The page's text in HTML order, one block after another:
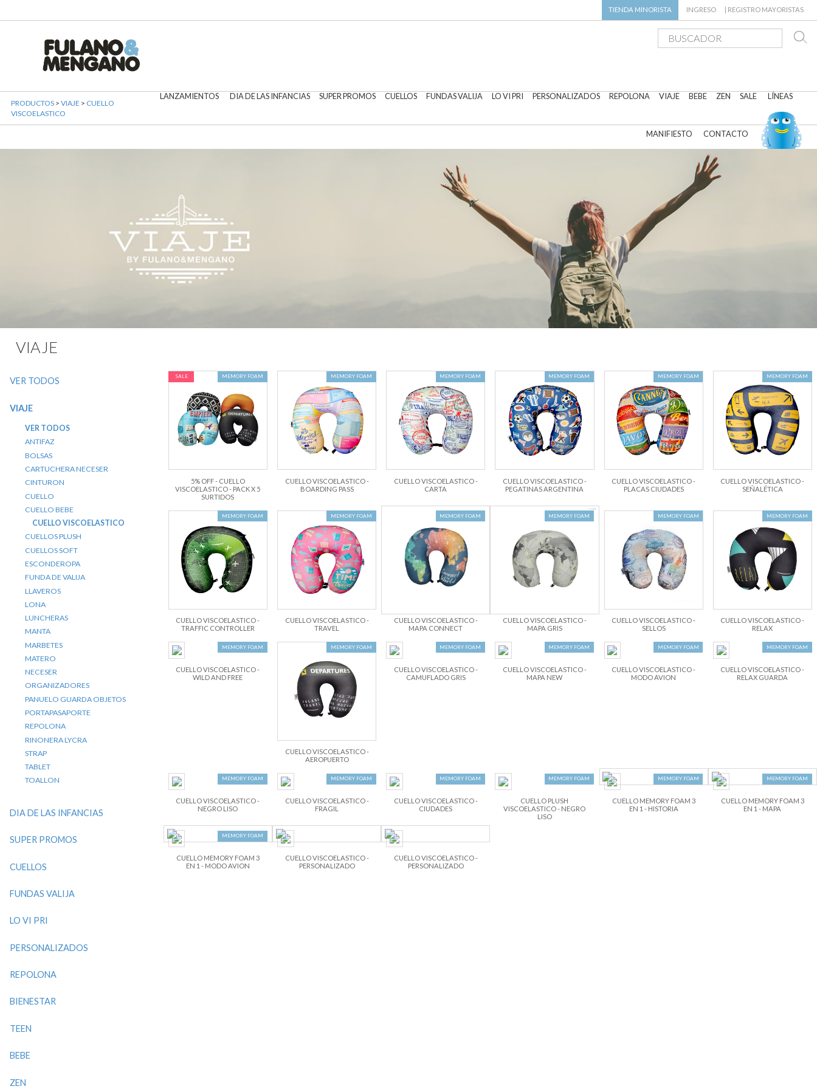
TIENDA MINORISTA INGRESO REGISTRO MAYORISTAS
LANZAMIENTOS DIA DE LAS INFANCIAS SUPER PROMOS CUELLOS FUNDAS VALIJA LO VI PRI PERSONALIZADOS REPOLONA VIAJE BEBE ZEN SALE LÍNEAS
MANIFIESTO CONTACTO
PRODUCTOS > VIAJE > CUELLO
VISCOELASTICO
VIAJE
VER TODOS
VIAJE
VER TODOS
ANTIFAZ
BOLSAS
CARTUCHERA NECESER
CINTURON
CUELLO
CUELLO BEBE
CUELLO VISCOELASTICO
CUELLOS PLUSH
CUELLOS SOFT
ESCONDEROPA
FUNDA DE VALIJA
LLAVEROS
LONA
LUNCHERAS
MANTA
MARBETES
MATERO
NECESER
ORGANIZADORES
PANUELO GUARDA OBJETOS
PORTAPASAPORTE
REPOLONA
RINONERA LYCRA
STRAP
TABLET
TOALLON
DIA DE LAS INFANCIAS
SUPER PROMOS
CUELLOS
FUNDAS VALIJA
LO VI PRI
PERSONALIZADOS
REPOLONA
BIENESTAR
TEEN
BEBE
ZEN
MEMORY FOAM
SALE
5% OFF - CUELLO
VISCOELASTICO - PACK X 5
SURTIDOS
MEMORY FOAM
CUELLO VISCOELASTICO -
BOARDING PASS
MEMORY FOAM
CUELLO VISCOELASTICO -
CARTA
MEMORY FOAM
CUELLO VISCOELASTICO -
PEGATINAS ARGENTINA
MEMORY FOAM
CUELLO VISCOELASTICO -
PLACAS CIUDADES
MEMORY FOAM
CUELLO VISCOELASTICO -
SEÑALÉTICA
MEMORY FOAM
CUELLO VISCOELASTICO -
TRAFFIC CONTROLLER
MEMORY FOAM
CUELLO VISCOELASTICO -
TRAVEL
MEMORY FOAM
CUELLO VISCOELASTICO -
MAPA CONNECT
MEMORY FOAM
CUELLO VISCOELASTICO -
MAPA GRIS
MEMORY FOAM
CUELLO VISCOELASTICO -
SELLOS
MEMORY FOAM
CUELLO VISCOELASTICO -
RELAX
MEMORY FOAM
CUELLO VISCOELASTICO -
WILD AND FREE
MEMORY FOAM
CUELLO VISCOELASTICO -
AEROPUERTO
MEMORY FOAM
CUELLO VISCOELASTICO -
CAMUFLADO GRIS
MEMORY FOAM
CUELLO VISCOELASTICO -
MAPA NEW
MEMORY FOAM
CUELLO VISCOELASTICO -
MODO AVION
MEMORY FOAM
CUELLO VISCOELASTICO -
RELAX GUARDA
MEMORY FOAM
CUELLO VISCOELASTICO -
NEGRO LISO
MEMORY FOAM
CUELLO VISCOELASTICO -
FRAGIL
MEMORY FOAM
CUELLO VISCOELASTICO -
CIUDADES
MEMORY FOAM
CUELLO PLUSH
VISCOELASTICO - NEGRO
LISO
MEMORY FOAM
CUELLO MEMORY FOAM 3
EN 1 - HISTORIA
MEMORY FOAM
CUELLO MEMORY FOAM 3
EN 1 - MAPA
MEMORY FOAM
CUELLO MEMORY FOAM 3
EN 1 - MODO AVION
CUELLO VISCOELASTICO -
PERSONALIZADO
CUELLO VISCOELASTICO -
PERSONALIZADO